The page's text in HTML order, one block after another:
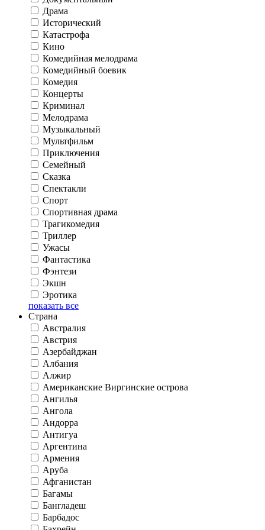
Драма
Исторический
Катастрофа
Кино
Комедийная мелодрама
Комедийный боевик
Комедия
Концерты
Криминал
Мелодрама
Музыкальный
Мультфильм
Приключения
Семейный
Сказка
Спектакли
Спорт
Спортивная драма
Трагикомедия
Триллер
Ужасы
Фантастика
Фэнтези
Экшн
Эротика
показать все
Страна
Австралия
Австрия
Азербайджан
Албания
Алжир
Американские Виргинские острова
Ангилья
Ангола
Андорра
Антигуа
Аргентина
Армения
Аруба
Афганистан
Багамы
Бангладеш
Барбадос